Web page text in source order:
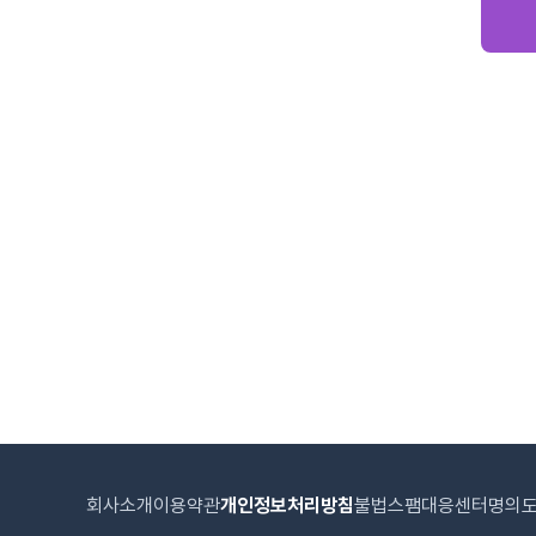
회사소개 이용약관개인정보처리방침불법스팸대응센터 명의